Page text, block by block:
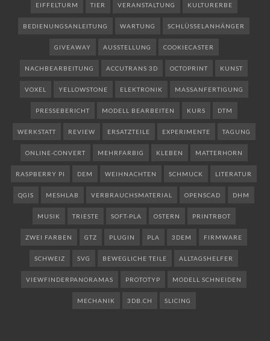
EIFFELTURM TIER VERANSTALTUNG KULTURERBE
BEDIENUNGSANLEITUNG WARTUNG SCHLÜSSELANHÄNGER
GIVEAWAY AUSSTELLUNG COOKIECASTER
NACHBEARBEITUNG ACCUTRANS 3D OCTOPRINT KUNST
VOXEL YELLOWSTONE ELEKTRONIK MASSANFERTIGUNG
PRESSEBERICHT MODELL BEARBEITEN KURS DTM
WERKSTATT REVIEW ERSATZTEILE EXPERIMENTE TAGUNG
ONLINE-CONVERT MEHRFARBIG KLEBEN MATTERHORN
RASPBERRY PI DEM WEIHNACHTEN SCHMUCK LITERATUR
QGIS MESHLAB VERBRAUCHSMATERIAL OPENSCAD DHM
MUSIK TRIESTE SOFT-PLA OSTERN PRINTRBOT
ZWEI FARBEN GTZ PLUGIN PLA 3DEM FIRMWARE
SCHWEIZ SVG BEWEGLICHE TEILE ALLTAGSHELFER
VIEWFINDERPANORAMAS PROTOTYP MODELL SCHNEIDEN
MECHANIK 3DB.CH SLICING